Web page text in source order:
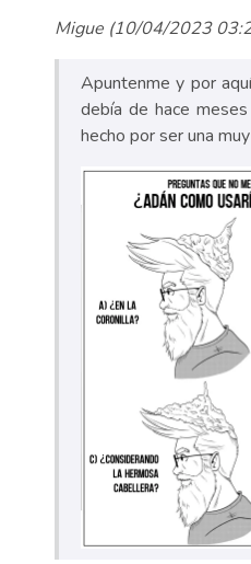
Migue (10/04/2023
Apuntenme y por
debía de hace
hecho por ser una